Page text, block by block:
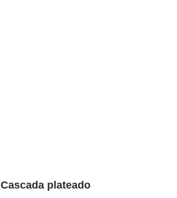
Cascada plateado